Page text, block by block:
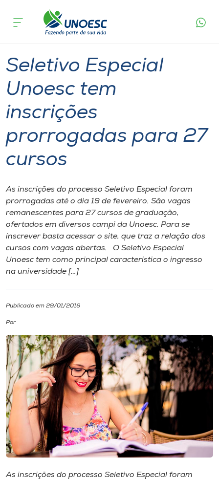
Cursos
Pesquisa
Atendimento ao Estudante
Portal de Ensino
Internacionalização
I.nova
Diplomados
Biblioteca
Editora
Rádio
Museu
Unoesc
acontece
Seletivo Especial
Unoesc tem
inscrições
prorrogadas para 27
cursos
As inscrições do processo Seletivo Especial foram
prorrogadas até o dia 19 de fevereiro. São vagas
remanescentes para 27 cursos de graduação,
ofertados em diversos campi da Unoesc. Para se
inscrever basta acessar o site, que traz a relação dos
cursos com vagas abertas. O Seletivo Especial
Unoesc tem como principal característica o ingresso
na universidade […]
Publicado em 29/01/2016
Por
As inscrições do processo Seletivo Especial foram